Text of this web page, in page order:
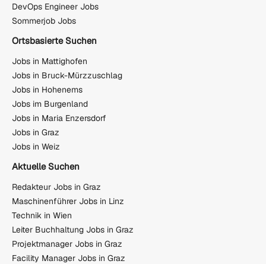
DevOps Engineer Jobs
Sommerjob Jobs
Ortsbasierte Suchen
Jobs in Mattighofen
Jobs in Bruck-Mürzzuschlag
Jobs in Hohenems
Jobs im Burgenland
Jobs in Maria Enzersdorf
Jobs in Graz
Jobs in Weiz
Aktuelle Suchen
Redakteur Jobs in Graz
Maschinenführer Jobs in Linz
Technik in Wien
Leiter Buchhaltung Jobs in Graz
Projektmanager Jobs in Graz
Facility Manager Jobs in Graz